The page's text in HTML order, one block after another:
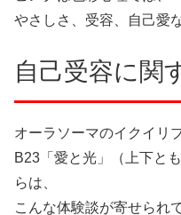
やさしさ、受容、自己愛
自己受容に関
オーラソーマのイクイリ
B23「愛と光」（上下と
らは、
こんな体験談が寄せられ